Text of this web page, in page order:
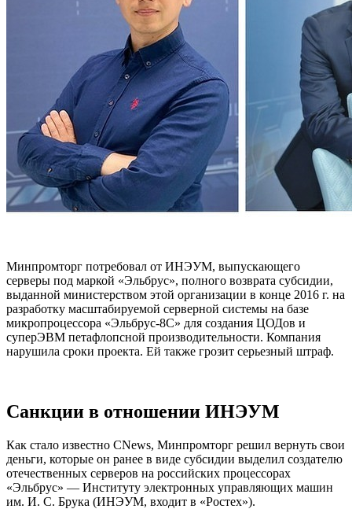
Минпромторг потребовал от ИНЭУМ, выпускающего
серверы под маркой «Эльбрус», полного возврата субсидии,
выданной министерством этой организации в конце 2016 г. на
разработку масштабируемой серверной системы на базе
микропроцессора «Эльбрус-8С» для создания ЦОДов и
суперЭВМ петафлопсной производительности. Компания
нарушила сроки проекта. Ей также грозит серьезный штраф.
Санкции в отношении ИНЭУМ
Как стало известно CNews, Минпромторг решил вернуть свои
деньги, которые он ранее в виде субсидии выделил создателю
отечественных серверов на российских процессорах
«Эльбрус» — Институту электронных управляющих машин
им. И. С. Брука (ИНЭУМ, входит в «Ростех»).